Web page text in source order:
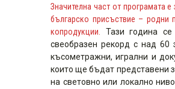
Значителна част от програмата
българско присъствие – родни
копродукции. Тази година се
свеобразен рекорд с над 60
късометражни, игрални и
които ще бъдат представени
на световно или локално